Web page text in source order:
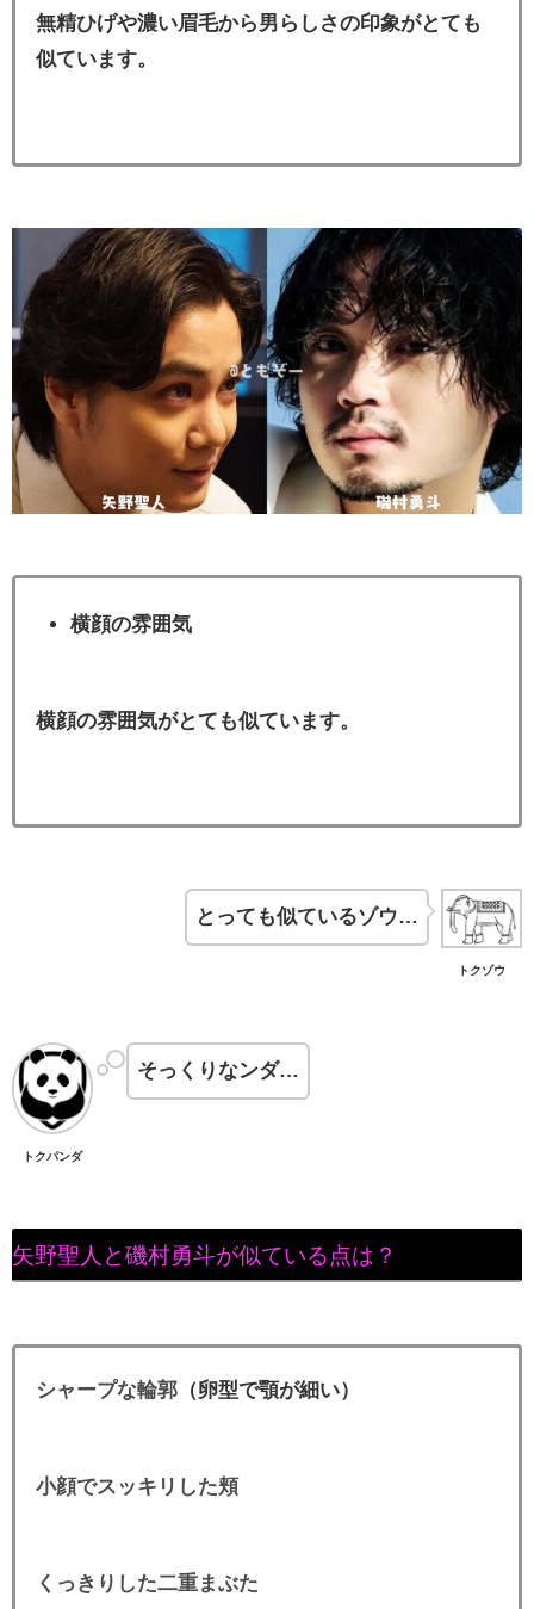
無精ひげや濃い眉毛から男らしさの印象がとても
似ています。
横顔の雰囲気
横顔の雰囲気がとても似ています。
トクゾウ
とっても似ているゾウ…
トクパンダ
そっくりなンダ…
矢野聖人と磯村勇斗が似ている点は？
シャープな輪郭 （卵型で顎が細い）
小顔でスッキリした頬
くっきりした二重まぶた